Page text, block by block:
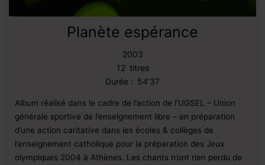
Planète espérance
2003
12 titres
Durée : 54’37
Album réalisé dans le cadre de l’action de l’UGSEL – Union
générale sportive de l’enseignement libre – en préparation
d’une action caritative dans les écoles & collèges de
l’enseignement catholique pour la préparation des Jeux
olympiques 2004 à Athènes. Les chants n’ont rien perdu de